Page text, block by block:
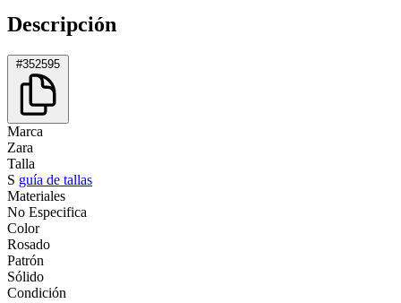
Descripción
#352595
Marca
Zara
Talla
S guía de tallas
Materiales
No Especifica
Color
Rosado
Patrón
Sólido
Condición